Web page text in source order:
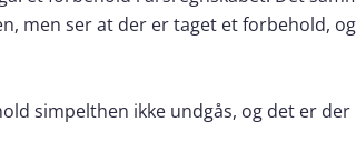
men ser at der er taget et forbehold,
simpelthen ikke undgås, og det er